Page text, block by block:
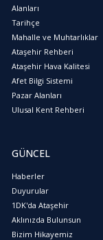
Alanları
Tarihçe
Mahalle ve Muhtarlıklar
Ataşehir Rehberi
Ataşehir Hava Kalitesi
Afet Bilgi Sistemi
Pazar Alanları
Ulusal Kent Rehberi
GÜNCEL
Haberler
Duyurular
1DK'da Ataşehir
Aklınızda Bulunsun
Bizim Hikayemiz